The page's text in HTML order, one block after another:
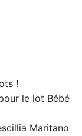
!
le lot Bébé
Maritano